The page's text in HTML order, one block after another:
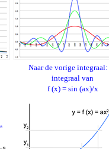
Naar de vorige integraal:
integraal van
f (x) = sin (ax)/x